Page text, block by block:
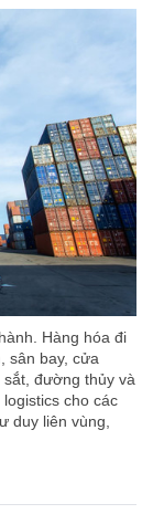
Hàng hóa đi
sân bay, cửa
đường thủy và
cho các
duy liên vùng,